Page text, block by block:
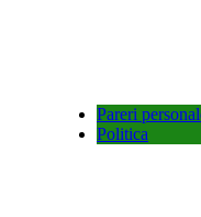
Pareri
Politica